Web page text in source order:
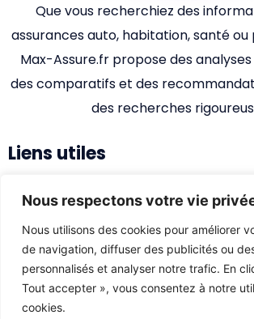
Nous respectons votre vie
Nous utilisons des cookies pour améliorer
de navigation, diffuser des publicités ou
personnalisés et analyser notre trafic. En
Tout accepter », vous consentez à notre
cookies.
Que vous recherchiez des
assurances auto, habitation, santé ou
Max-Assure.fr propose des
des comparatifs et des
des recherches
Liens utiles
Qui sommes-nous ?
Nous contacter
Mentions légales
Mentions Légales